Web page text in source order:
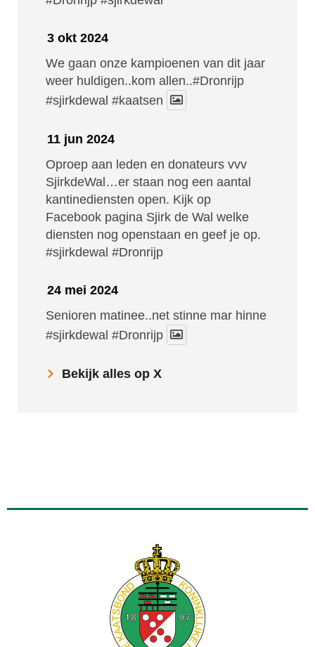
3 okt 2024
We gaan onze kampioenen van dit jaar
weer huldigen..kom allen..#Dronrijp
#sjirkdewal #kaatsen
11 jun 2024
Oproep aan leden en donateurs vvv
SjirkdeWal…er staan nog een aantal
kantinediensten open. Kijk op
Facebook pagina Sjirk de Wal welke
diensten nog openstaan en geef je op.
#sjirkdewal #Dronrijp
24 mei 2024
Senioren matinee..net stinne mar hinne
#sjirkdewal #Dronrijp
Bekijk alles op X